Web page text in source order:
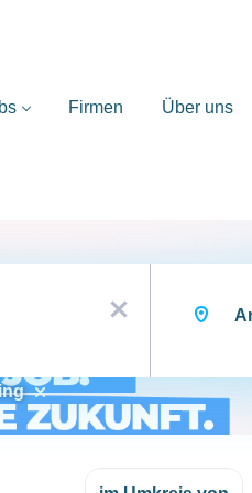
Firmen Über uns
x